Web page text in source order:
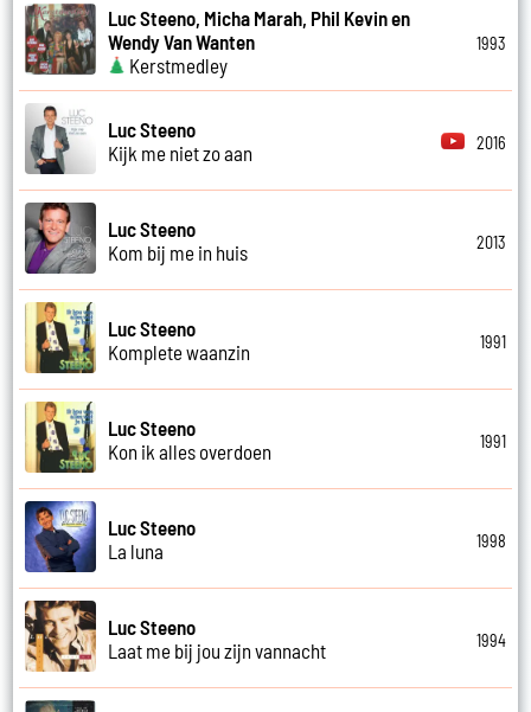
Luc Steeno, Micha Marah, Phil Kevin en
Wendy Van Wanten
Kerstmedley
1993
Luc Steeno
Kijk me niet zo aan
2016
Luc Steeno
Kom bij me in huis
2013
Luc Steeno
Komplete waanzin
1991
Luc Steeno
Kon ik alles overdoen
1991
Luc Steeno
La luna
1998
Luc Steeno
Laat me bij jou zijn vannacht
1994